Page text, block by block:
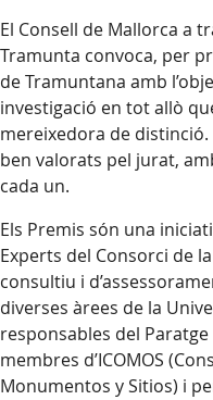
El Consell de Mallorca a
Tramunta convoca, per
de Tramuntana amb
investigació en tot allò
mereixedora de
ben valorats pel jurat,
cada un.
Els Premis són una
Experts del Consorci de
consultiu i
diverses àrees de la
responsables del
membres d’ICOMOS
Monumentos y Sitios) i